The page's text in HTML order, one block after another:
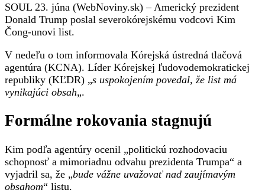
Trumpa,
líder
ocenil
odvahu
prezidenta
USA
SOUL 23. júna (WebNoviny.sk) – Americký prezident
Donald Trump poslal severokórejskému vodcovi Kim
Čong-unovi list.
V nedeľu o tom informovala Kórejská ústredná tlačová
agentúra (KCNA). Líder Kórejskej ľudovodemokratickej
republiky (KĽDR) „s uspokojením povedal, že list má
vynikajúci obsah„.
Formálne rokovania stagnujú
Kim podľa agentúry ocenil „politickú rozhodovaciu
schopnosť a mimoriadnu odvahu prezidenta Trumpa“ a
vyjadril sa, že „bude vážne uvažovať nad zaujímavým
obsahom“ listu.